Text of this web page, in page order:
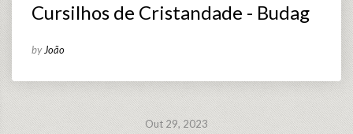
Cursilhos de Cristandade - Budag
by João
Out 29, 2023